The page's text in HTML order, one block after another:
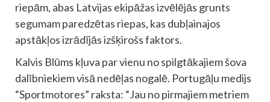
riepām, abas Latvijas ekipāžas izvēlējās grunts
segumam paredzētas riepas, kas dubļainajos
apstākļos izrādījās izšķirošs faktors.
Kalvis Blūms kļuva par vienu no spilgtākajiem šova
dalībniekiem visā nedēļas nogalē. Portugāļu medijs
“Sportmotores” raksta: “Jau no pirmajiem metriem